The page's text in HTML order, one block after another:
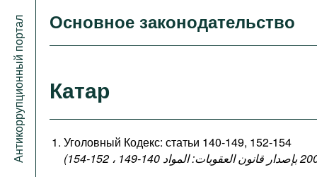
Антикоррупционный портал Основное законодательство
Катар
Уголовный Кодекс: статьи 140-149, 152-154